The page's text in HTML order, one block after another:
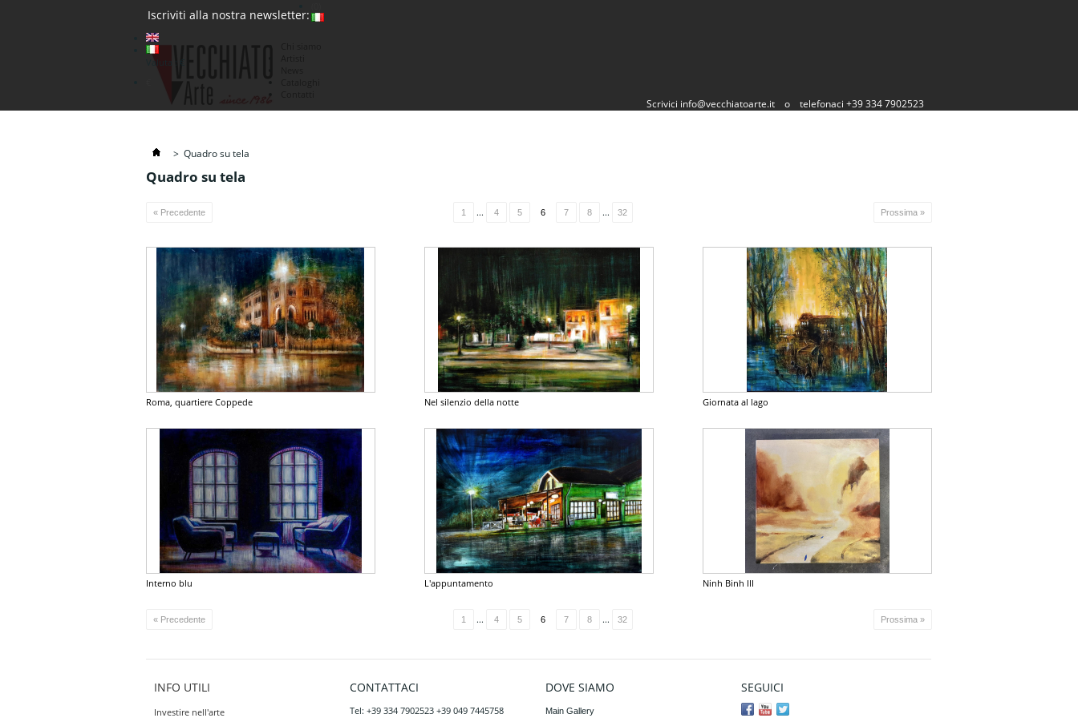
Iscriviti alla nostra newsletter:
Scrivici info@vecchiatoarte.it o telefonaci +39 334 7902523
> Quadro su tela
Quadro su tela
« Precedente 1 ... 4 5 6 7 8 ... 32 Prossima »
Roma, quartiere Coppede Nel silenzio della notte Giornata al lago
Interno blu L'appuntamento Ninh Binh III
« Precedente 1 ... 4 5 6 7 8 ... 32 Prossima »
INFO UTILI
Investire nell'arte
CONTATTACI
Tel: +39 334 7902523 +39 049 7445758
DOVE SIAMO
Main Gallery
SEGUICI